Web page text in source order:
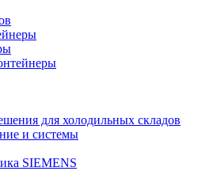
для холодильных складов
и системы
SIEMENS